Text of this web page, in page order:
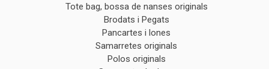
Tote bag, bossa de nanses originals
Brodats i Pegats
Pancartes i lones
Samarretes originals
Polos originals